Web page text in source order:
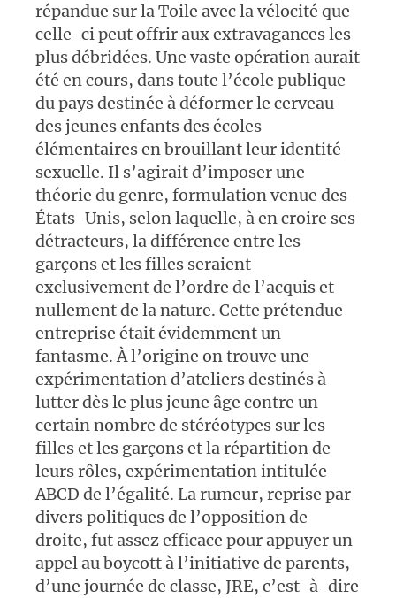
répandue sur la Toile avec la vélocité que
celle-ci peut offrir aux extravagances les
plus débridées. Une vaste opération aurait
été en cours, dans toute l’école publique
du pays destinée à déformer le cerveau
des jeunes enfants des écoles
élémentaires en brouillant leur identité
sexuelle. Il s’agirait d’imposer une
théorie du genre, formulation venue des
États-Unis, selon laquelle, à en croire ses
détracteurs, la différence entre les
garçons et les filles seraient
exclusivement de l’ordre de l’acquis et
nullement de la nature. Cette prétendue
entreprise était évidemment un
fantasme. À l’origine on trouve une
expérimentation d’ateliers destinés à
lutter dès le plus jeune âge contre un
certain nombre de stéréotypes sur les
filles et les garçons et la répartition de
leurs rôles, expérimentation intitulée
ABCD de l’égalité. La rumeur, reprise par
divers politiques de l’opposition de
droite, fut assez efficace pour appuyer un
appel au boycott à l’initiative de parents,
d’une journée de classe, JRE, c’est-à-dire